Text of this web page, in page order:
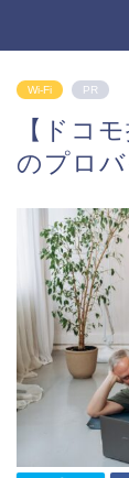
Wi-Fi PR
【ドコ
のプロバ